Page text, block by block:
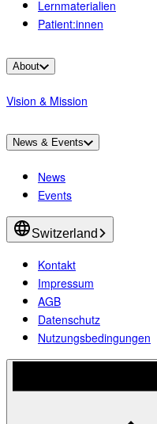
Lernmaterialien
Patient:innen
About
Vision & Mission
News & Events
News
Events
Switzerland
Kontakt
Impressum
AGB
Datenschutz
Nutzungsbedingungen